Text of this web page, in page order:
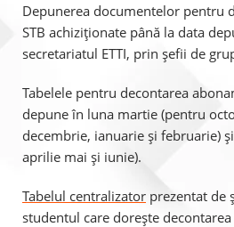
Depunerea documentelor pentru
STB achiziționate până la data
secretariatul ETTI, prin șefii de
Tabelele pentru decontarea
depune în luna martie (pentru
decembrie, ianuarie și februarie)
aprilie mai și iunie).
Tabelul centralizator prezentat de
studentul care dorește